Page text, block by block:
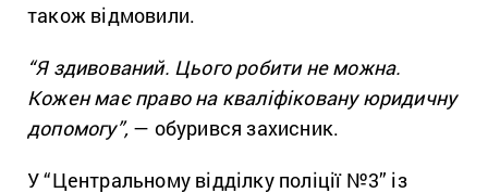
також відмовили.
“Я здивований. Цього робити не можна.
Кожен має право на кваліфіковану юридичну
допомогу”, — обурився захисник.
У “Центральному відділку поліції №3” із